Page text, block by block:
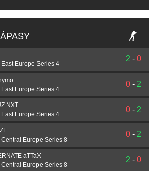
Europe Series 4
2 - 0
Europe Series 4
0 - 2
NXT
Europe Series 4
0 - 2
Europe Series 8
0 - 2
aTTaX
Europe Series 8
2 - 0